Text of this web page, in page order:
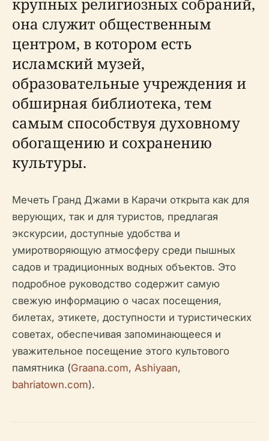
она служит общественным
центром, в котором есть
исламский музей,
образовательные учреждения и
обширная библиотека, тем
самым способствуя духовному
обогащению и сохранению
культуры.
Мечеть Гранд Джами в Карачи открыта как для
верующих, так и для туристов, предлагая
экскурсии, доступные удобства и
умиротворяющую атмосферу среди пышных
садов и традиционных водных объектов. Это
подробное руководство содержит самую
свежую информацию о часах посещения,
билетах, этикете, доступности и туристических
советах, обеспечивая запоминающееся и
уважительное посещение этого культового
памятника (Graana.com, Ashiyaan,
bahriatown.com).